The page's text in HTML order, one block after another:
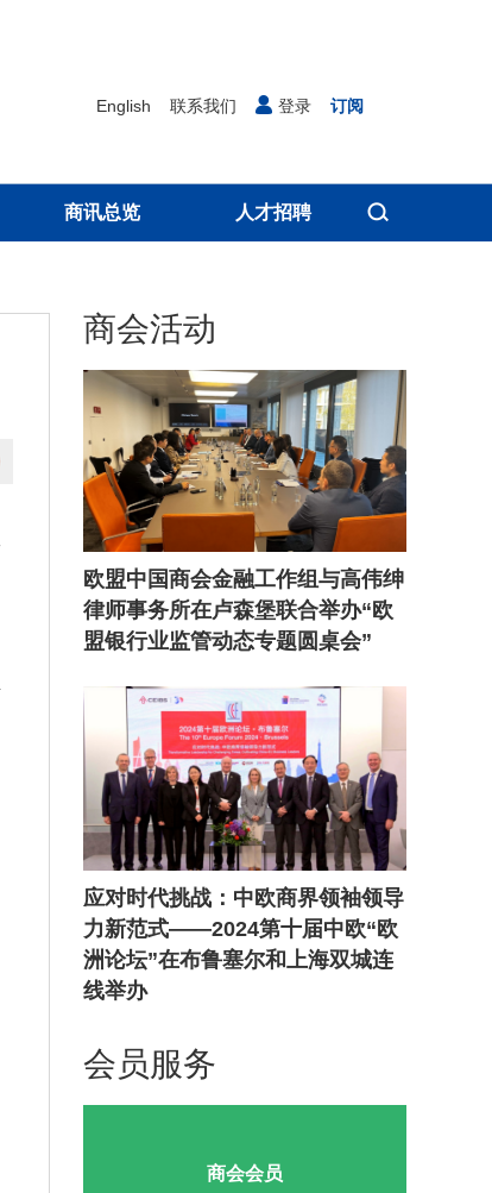
English 联系我们 登录 订阅
商讯总览 人才招聘
商会活动
欧盟中国商会金融工作组与高伟绅
律师事务所在卢森堡联合举办“欧
盟银行业监管动态专题圆桌会”
应对时代挑战：中欧商界领袖领导
力新范式——2024第十届中欧“欧
洲论坛”在布鲁塞尔和上海双城连
线举办
会员服务
商会会员